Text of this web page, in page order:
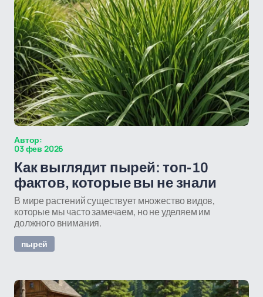
Автор:
03 фев 2026
Как выглядит пырей: топ-10
фактов, которые вы не знали
В мире растений существует множество видов,
которые мы часто замечаем, но не уделяем им
должного внимания.
пырей